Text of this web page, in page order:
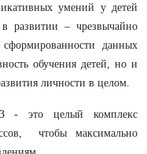
умений у детей
развитии – чрезвычайно
данных
обучения детей, но и
личности в целом.
- это целый комплекс
чтобы максимально